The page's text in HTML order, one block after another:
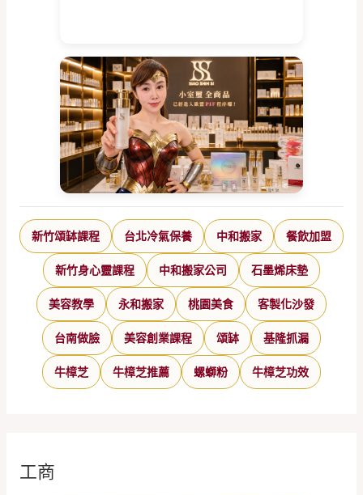
新竹頌缽課程 台北冷氣保養 中和搬家 餐飲加盟
新竹身心靈課程 中和搬家公司 石墨烯床墊
美容教學 永和搬家 桃園美食 客製化沙發
台南做臉 美容創業課程 頌缽 基隆抓漏
牛樟芝 牛樟芝推薦 螺螄粉 牛樟芝功效
工商